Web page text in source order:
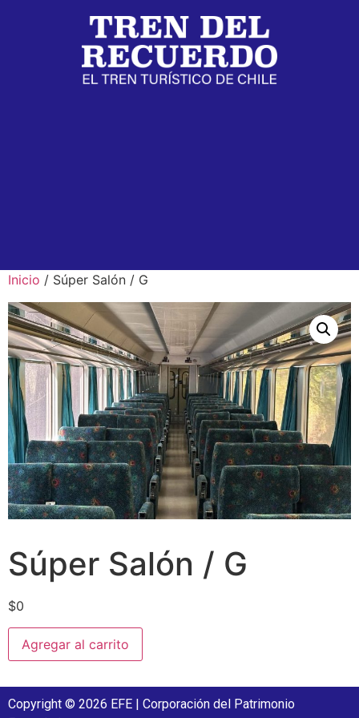
Inicio / Súper Salón / G
Súper Salón / G
$0
Agregar al carrito
Copyright © 2026 EFE | Corporación del Patrimonio